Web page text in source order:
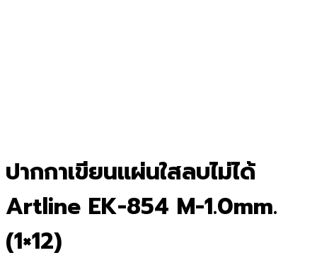
ปากกาเขียนแผ่นใสลบไม่ได้
Artline EK-854 M-1.0mm.
(1×12)